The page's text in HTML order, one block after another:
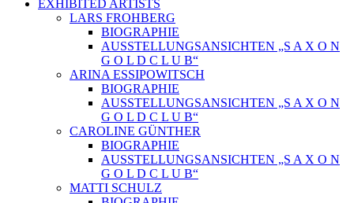
EXHIBITED ARTISTS
LARS FROHBERG
BIOGRAPHIE
AUSSTELLUNGSANSICHTEN „S A X O N
G O L D C L U B“
ARINA ESSIPOWITSCH
BIOGRAPHIE
AUSSTELLUNGSANSICHTEN „S A X O N
G O L D C L U B“
CAROLINE GÜNTHER
BIOGRAPHIE
AUSSTELLUNGSANSICHTEN „S A X O N
G O L D C L U B“
MATTI SCHULZ